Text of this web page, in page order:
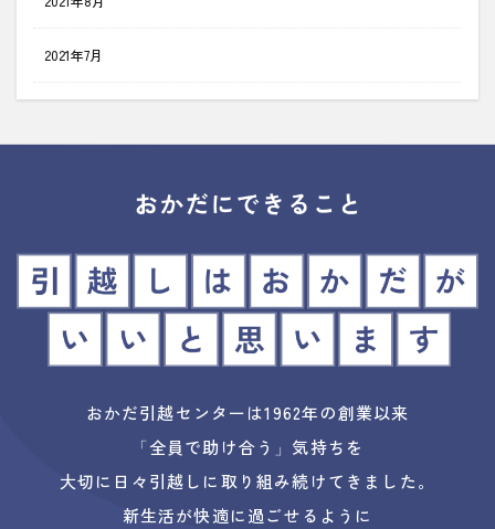
2021年7月
おかだ引越センターは1962年の創業以来
「全員で助け合う」気持ちを
大切に日々引越しに取り組み続けてきました。
新生活が快適に過ごせるように